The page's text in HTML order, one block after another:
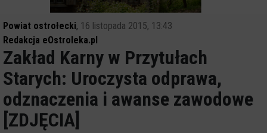
Powiat ostrołecki, 16 listopada 2015, 13:43
Redakcja eOstroleka.pl
Zakład Karny w Przytułach
Starych: Uroczysta odprawa,
odznaczenia i awanse zawodowe
[ZDJĘCIA]